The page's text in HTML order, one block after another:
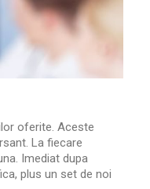
oferite. Aceste
La fiecare
Imediat dupa
plus un set de noi